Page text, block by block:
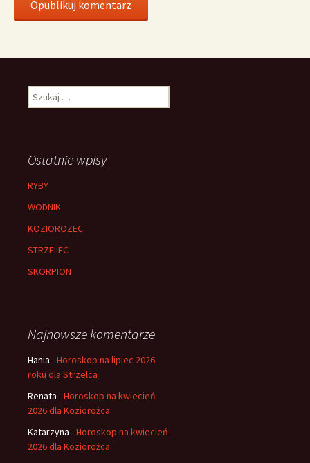
Szukaj:
Ostatnie wpisy
RYBY
WODNIK
KOZIOROZEC
STRZELEC
SKORPION
Najnowsze komentarze
Hania -Horoskop na lipiec 2026
roku dla Strzelca
Renata -Horoskop na kwiecień
2026 dla Koziorożca
Katarzyna -Horoskop na kwiecień
2026 dla Koziorożca